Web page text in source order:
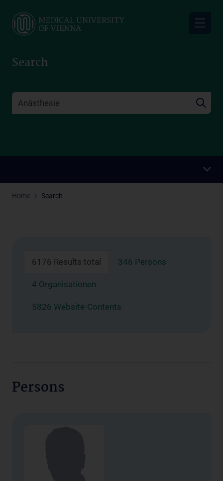
main
Search
Home Search
6176 Results total 346 Persons
4 Organisationen
5826 Website-Contents
Persons